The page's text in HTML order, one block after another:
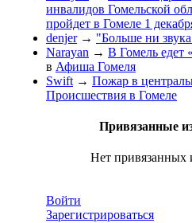
инвалидов Гомельской
пройдет в Гомеле 1
denjer→ "Больше ни
Narayan → В Гомель едет
в Афиша Гомеля
Swift → Пожар в
Происшествия в Гомеле
Привязанные
Нет привязанных
Войти
Зарегистрироваться